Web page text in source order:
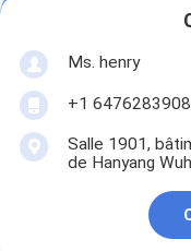
Ms. henry
+1 6476283908
Salle 1901,
de Hanyang